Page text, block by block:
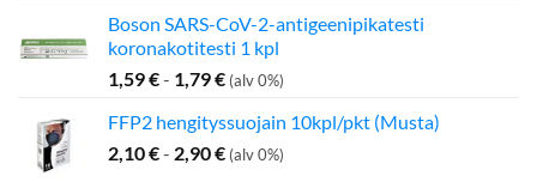
Boson SARS-CoV-2-antigeenipikatesti
koronakotitesti 1 kpl
1,59€- 1,79€ (alv 0%)
FFP2 hengityssuojain 10kpl/pkt (Musta)
2,10€- 2,90€ (alv 0%)